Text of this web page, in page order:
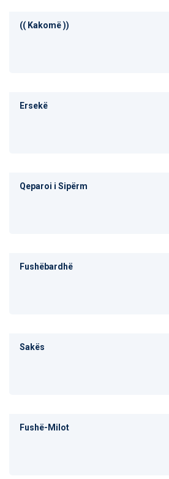
(( Kakomë ))
Ersekë
Qeparoi i Sipërm
Fushëbardhë
Sakës
Fushë-Milot